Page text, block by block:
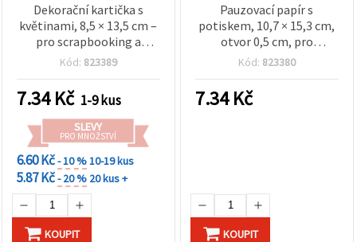
Dekorační kartička s
květinami, 8,5 × 13,5 cm –
pro scrapbooking a
kreativní tvoření
Kód: 823389
7.34Kč 1-9 kus
SLEVY
PRO MNOŽSTVÍ
6.60 Kč- 10 %10-19 kus
5.87 Kč- 20 % 20 kus +
KOUPIT
Pauzovací papír s
potiskem, 10,7 × 15,3 cm,
otvor 0,5 cm, pro
scrapbooking a
Kód: 823380
7.34Kč
KOUPIT